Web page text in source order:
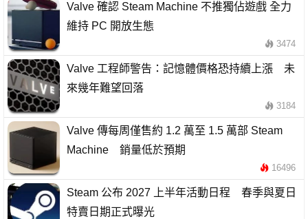
Valve 確認 Steam Machine 不推獨佔遊戲 全力
維持 PC 開放生態
3474
Valve 工程師警告：記憶體價格恐持續上漲 未
來幾年難望回落
3184
Valve 傳每周僅售約 1.2 萬至 1.5 萬部 Steam
Machine 銷量低於預期
16496
Steam 公布 2027 上半年活動日程 春季與夏日
特賣日期正式曝光